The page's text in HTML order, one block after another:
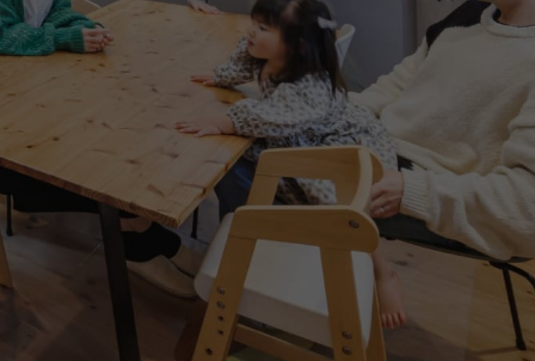
スタッフ紹介
プライバシーポリシー
賃貸管理サイトはこちら
会社に関することや物件についての